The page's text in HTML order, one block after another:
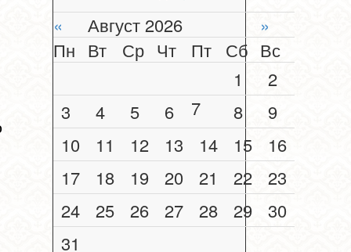
« Август 2026
»
Пн Вт Ср Чт Пт Сб Вс
1
2
3
4 5 6 7 8
9
10
11 12 13 14 15
16
17
18 19 20 21 22
23
24
25 26 27 28 29
30
31